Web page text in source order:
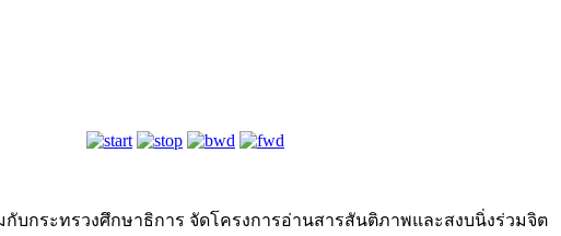
บกระทรวงศึกษาธิการ จัดโครงการอ่านสารสันติภาพและสงบนิ่งร่วมจิต